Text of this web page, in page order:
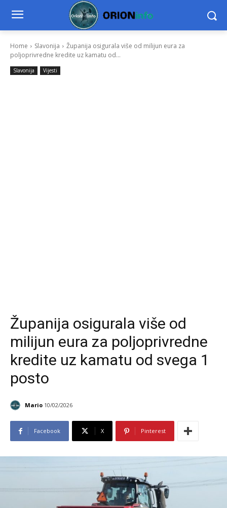
Home Slavonija
Županija osigurala više od milijun eura za
poljoprivredne kredite uz kamatu od...
Slavonija Vijesti
Županija osigurala više od
milijun eura za poljoprivredne
kredite uz kamatu od svega 1
posto
Mario 10/02/2026
Facebook X Pinterest